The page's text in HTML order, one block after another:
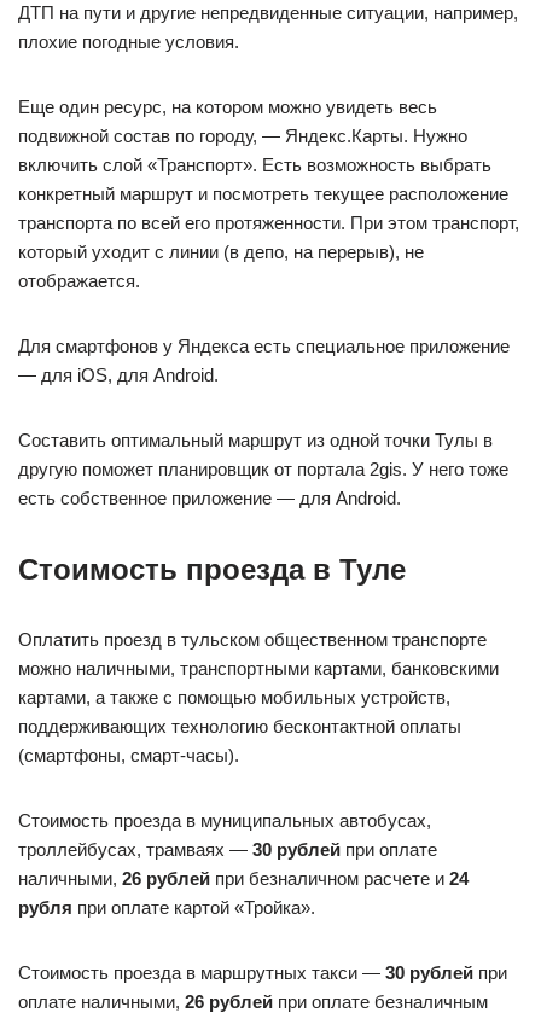
ДТП на пути и другие непредвиденные ситуации, например,
плохие погодные условия.
Еще один ресурс, на котором можно увидеть весь
подвижной состав по городу, — Яндекс.Карты. Нужно
включить слой «Транспорт». Есть возможность выбрать
конкретный маршрут и посмотреть текущее расположение
транспорта по всей его протяженности. При этом транспорт,
который уходит с линии (в депо, на перерыв), не
отображается.
Для смартфонов у Яндекса есть специальное приложение
— для iOS, для Android.
Составить оптимальный маршрут из одной точки Тулы в
другую поможет планировщик от портала 2gis. У него тоже
есть собственное приложение — для Android.
Стоимость проезда в Туле
Оплатить проезд в тульском общественном транспорте
можно наличными, транспортными картами, банковскими
картами, а также с помощью мобильных устройств,
поддерживающих технологию бесконтактной оплаты
(смартфоны, смарт-часы).
Стоимость проезда в муниципальных автобусах,
троллейбусах, трамваях — 30 рублей при оплате
наличными, 26 рублей при безналичном расчете и 24
рубля при оплате картой «Тройка».
Стоимость проезда в маршрутных такси — 30 рублей при
оплате наличными, 26 рублей при оплате безналичным